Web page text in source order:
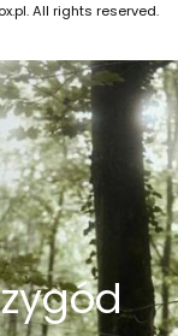
All rights reserved.